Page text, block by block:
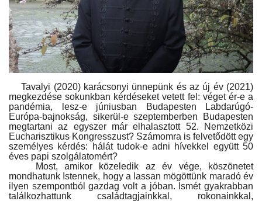
Kultúra
Történelem
Egészség
Gazdaság
Művészet
Sport
Tavalyi (2020) karácsonyi ünnepünk és az új év (2021)
megkezdése sokunkban kérdéseket vetett fel: véget ér-e a
pandémia, lesz-e júniusban Budapesten Labdarúgó-
Európa-bajnokság, sikerül-e szeptemberben Budapesten
megtartani az egyszer már elhalasztott 52. Nemzetközi
Eucharisztikus Kongresszust? Számomra is felvetődött egy
személyes kérdés: hálát tudok-e adni hívekkel együtt 50
éves papi szolgálatomért?
Most, amikor közeledik az év vége, köszönetet
mondhatunk Istennek, hogy a lassan mögöttünk maradó év
ilyen szempontból gazdag volt a jóban. Ismét gyakrabban
találkozhattunk családtagjainkkal, rokonainkkal,